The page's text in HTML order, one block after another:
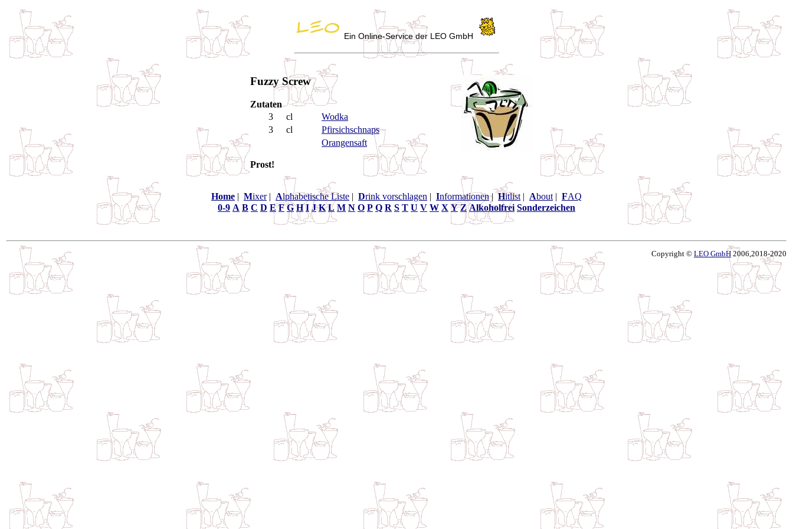
Ein Online-Service der LEO GmbH
Fuzzy Screw
Zutaten
3
cl
Wodka
3
cl
Pfirsichschnaps
Orangensaft
Prost!
Home | Mixer| Alphabetische Liste | Drink vorschlagen | Informationen|Hitlist | About | FAQ
0-9 A B C D E F G H I J K L M N O P Q R S T U V W X Y Z Alkoholfrei Sonderzeichen
Copyright © LEO GmbH 2006,2018-2020